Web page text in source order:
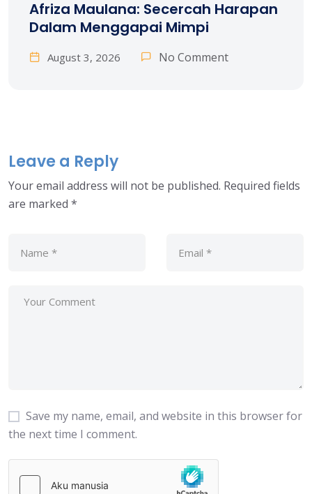
Afriza Maulana: Secercah Harapan
Dalam Menggapai Mimpi
August 3, 2026 No Comment
Leave a Reply
Your email address will not be published. Required fields
are marked *
Save my name, email, and website in this browser for
the next time I comment.